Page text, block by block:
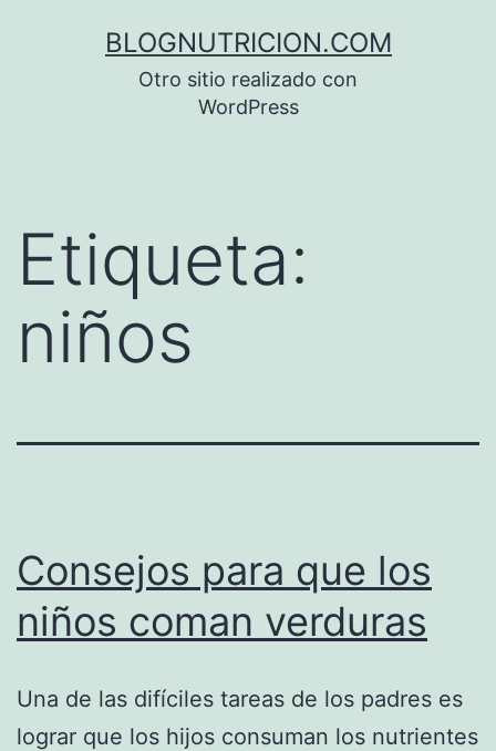
BLOGNUTRICION.COM
Otro sitio realizado con
WordPress
Etiqueta:
niños
Consejos para que los
niños coman verduras
Una de las difíciles tareas de los padres es
lograr que los hijos consuman los nutrientes